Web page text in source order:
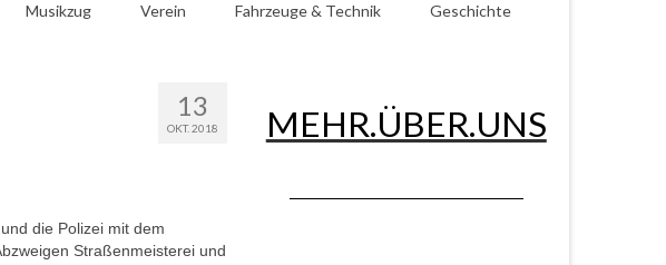
Musikzug Verein Fahrzeuge & Technik Geschichte
13
OKT. 2018
die Polizei mit dem
Straßenmeisterei und
MEHR.ÜBER.UNS